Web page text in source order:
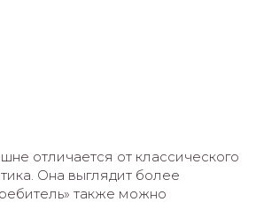
отличается от классического
Она выглядит более
также можно